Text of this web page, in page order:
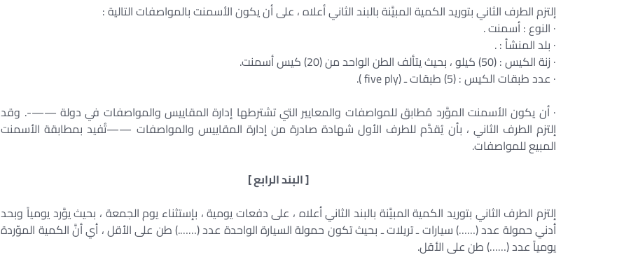
إلتزم الطرف الثاني بتوريد الكمية المبيَّنة بالبند الثاني أعلاه ، على أن يكون الأسمنت بالمواصفات التالية :
· النوع : أسمنت .
· بلد المنشأ : .
· زنة الكيس : (50) كيلو ، بحيث يتألف الطن الواحد من (20) كيس أسمنت.
· عدد طبقات الكيس : (5) طبقات ـ (five ply ).
· أن يكون الأسمنت الموَّرد مُطابق للمواصفات والمعايير التي تشترطها إدارة المقاييس والمواصفات في دولة ——-. وقد
إلتزم الطرف الثاني ، بأن يُقدَّم للطرف الأول شهادة صادرة من إدارة المقاييس والمواصفات ——تُفيد بمطابقة الأسمنت
المبيع للمواصفات.
[ البند الرابع ]
إلتزم الطرف الثاني بتوريد الكمية المبيَّنة بالبند الثاني أعلاه ، على دفعات يومية ، بإستثناء يوم الجمعة ، بحيث يوَّرد يومياً وبحد
أدني حمولة عدد (……) سيارات ـ تريلات ـ بحيث تكون حمولة السيارة الواحدة عدد (…….) طن على الأقل ، أي أنَّ الكمية الموّردة
يومياً عدد (……) طن على الأقل.